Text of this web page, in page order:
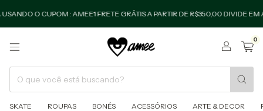
O CUPOM : AMEE1 FRETE GRÁTIS A PARTIR DE R$350,00 DIVIDE EM
0
SKATE ROUPAS BONÉS ACESSÓRIOS ARTE & DECOR